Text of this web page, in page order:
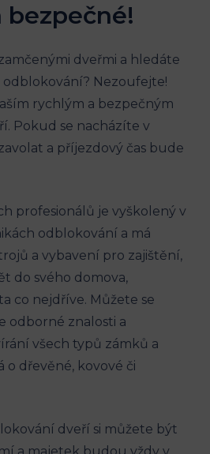
bezpečné!
dveřmi a hledáte
Nezoufejte!
rychlým a bezpečným
Pokud se nacházíte v
a příjezdový čas bude
profesionálů je vyškolený v
odblokování a má
a vybavení pro zajištění,
do svého domova,
co nejdříve. Můžete se
odborné znalosti a
všech typů zámků a
o dřevěné, kovové či
dveří si můžete být